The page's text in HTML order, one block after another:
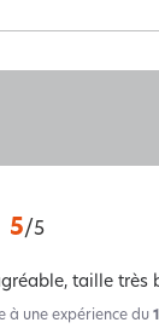
5/5
taille très
à une expérience du